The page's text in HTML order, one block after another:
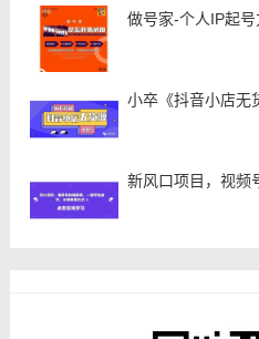
做号家-个人IP起号
小卒《抖音小店无
新风口项目，视频